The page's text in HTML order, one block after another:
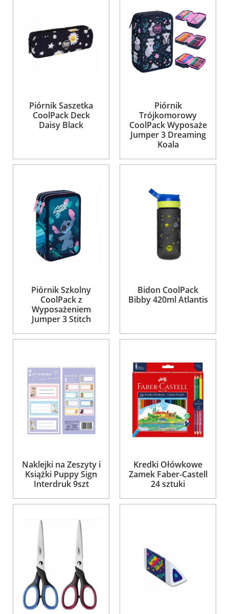
Piórnik Saszetka
CoolPack Deck
Daisy Black
Piórnik
Trójkomorowy
CoolPack Wyposaże
Jumper 3 Dreaming
Koala
Piórnik Szkolny
CoolPack z
Wyposażeniem
Jumper 3 Stitch
Bidon CoolPack
Bibby 420ml Atlantis
Naklejki na Zeszyty i
Książki Puppy Sign
Interdruk 9szt
Kredki Ołówkowe
Zamek Faber-Castell
24 sztuki